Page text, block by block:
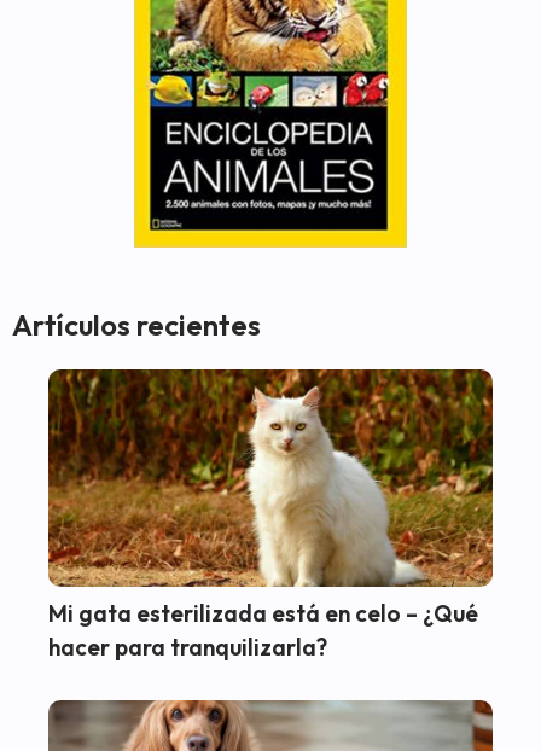
Artículos recientes
Mi gata esterilizada está en celo – ¿Qué
hacer para tranquilizarla?